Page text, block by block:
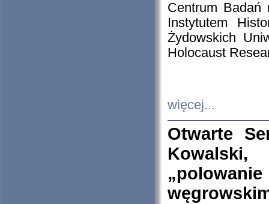
Centrum Badań
Instytutem
Żydowskich
Holocaust
więcej...
Otwarte